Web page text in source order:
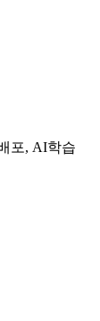
포, AI학습